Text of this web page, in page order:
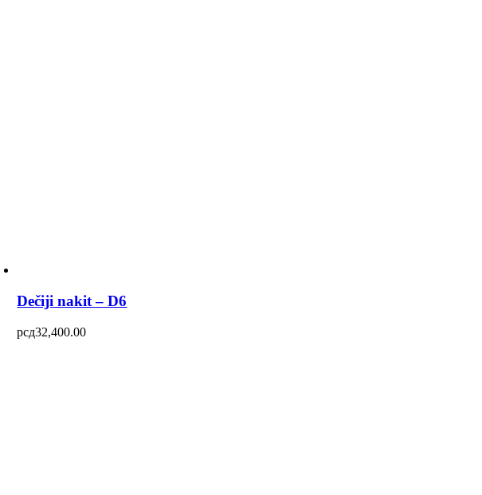
Dečiji nakit – D6
рсд32,400.00